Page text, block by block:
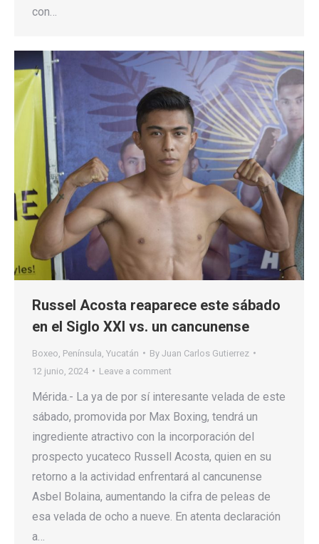
con…
Russel Acosta reaparece este sábado
en el Siglo XXI vs. un cancunense
Boxeo Península Yucatán By Juan Carlos Gutierrez
12 junio, 2024
Leave a comment
Mérida.- La ya de por sí interesante velada de este
sábado, promovida por Max Boxing, tendrá un
ingrediente atractivo con la incorporación del
prospecto yucateco Russell Acosta, quien en su
retorno a la actividad enfrentará al cancunense
Asbel Bolaina, aumentando la cifra de peleas de
esa velada de ocho a nueve. En atenta declaración
a…